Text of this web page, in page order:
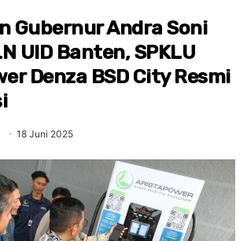
Gubernur Andra Soni
UID Banten, SPKLU
Denza BSD City Resmi
18 Juni 2025